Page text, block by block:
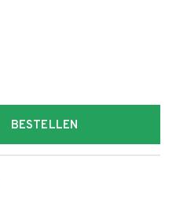
BESTELLEN